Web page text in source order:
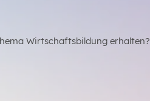
Wirtschaftsbildung erhalten?